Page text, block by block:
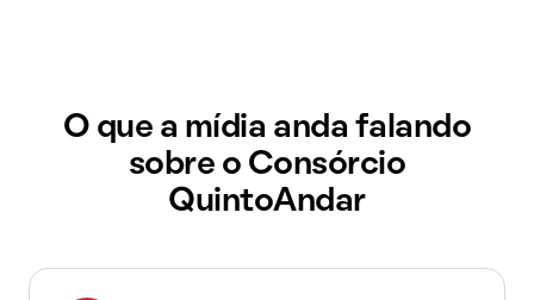
O que a mídia anda falando
sobre o Consórcio
QuintoAndar